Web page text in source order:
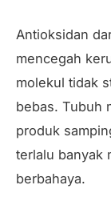
Antioksidan
mencegah
molekul tidak
bebas. Tubuh
produk
terlalu banyak
berbahaya.